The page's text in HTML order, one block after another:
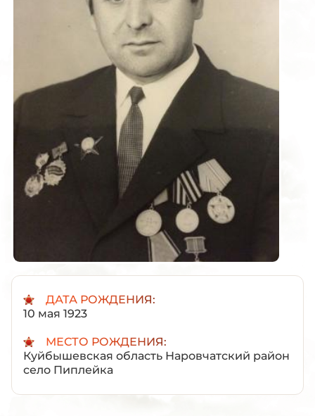
ДАТА РОЖДЕНИЯ:
10 мая 1923
МЕСТО РОЖДЕНИЯ:
Куйбышевская область Наровчатский район
село Пиплейка